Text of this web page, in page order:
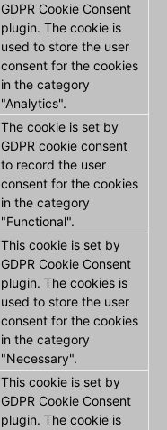
GDPR Cookie Consent
plugin. The cookie is
used to store the user
consent for the cookies
in the category
"Analytics".
The cookie is set by
GDPR cookie consent
to record the user
consent for the cookies
in the category
"Functional".
This cookie is set by
GDPR Cookie Consent
plugin. The cookies is
used to store the user
consent for the cookies
in the category
"Necessary".
This cookie is set by
GDPR Cookie Consent
plugin. The cookie is